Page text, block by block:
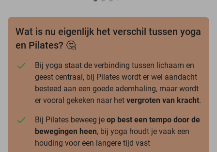
Wat is nu eigenlijk het verschil tussen yoga
en Pilates? 🤔
Bij yoga staat de verbinding tussen lichaam en
geest centraal, bij Pilates wordt er wel aandacht
besteed aan een goede ademhaling, maar wordt
er vooral gekeken naar het vergroten van kracht.
Bij Pilates beweeg je op best een tempo door de
bewegingen heen, bij yoga houdt je vaak een
houding voor een langere tijd vast